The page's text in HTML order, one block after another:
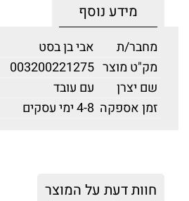
מידע נוסף
מחבר/ת
אבי בן בסט
מק"ט מוצר 003200221275
שם יצרן
עם עובד
זמן אספקה 4-8 ימי עסקים
חוות דעת על המוצר